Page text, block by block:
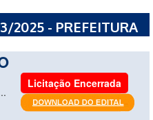
2025 - PREFEITURA
Licitação Encerrada